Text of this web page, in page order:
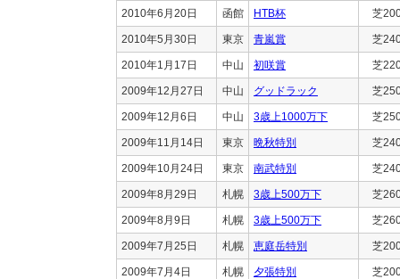
2010年6月20日 函館 HTB杯 芝
2010年5月30日 東京 青嵐賞 芝
2010年1月17日 中山 初咲賞 芝
2009年12月27日 中山 グッドラック 芝
2009年12月6日 中山 3歳上1000万下 芝
2009年11月14日 東京 晩秋特別 芝
2009年10月24日 東京 南武特別 芝
2009年8月29日 札幌 3歳上500万下 芝
2009年8月9日 札幌 3歳上500万下 芝
2009年7月25日 札幌 恵庭岳特別 芝
2009年7月4日 札幌 夕張特別 芝